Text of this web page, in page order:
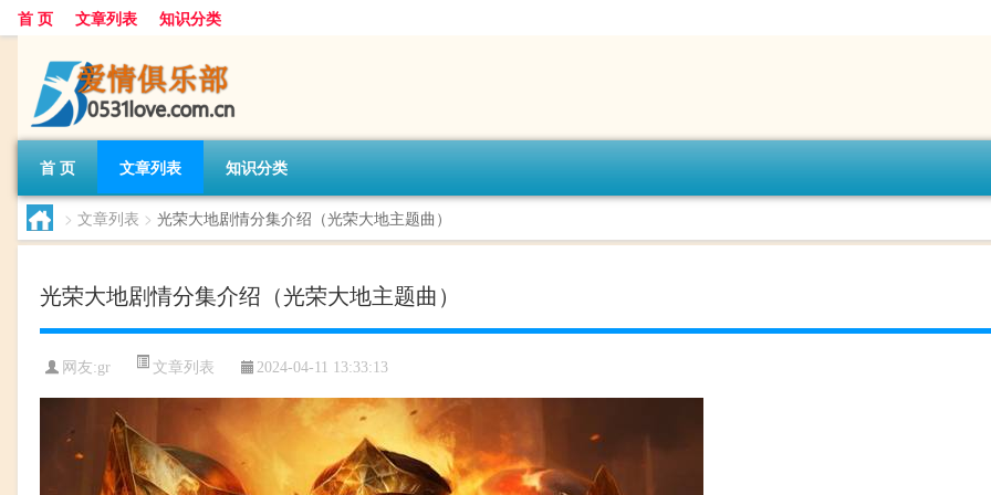
首 页 文章列表 知识分类
首 页 文章列表 知识分类
> 文章列表 > 光荣大地剧情分集介绍（光荣大地主题曲）
光荣大地剧情分集介绍（光荣大地主题曲）
网友:gr 文章列表 2024-04-11 13:33:13